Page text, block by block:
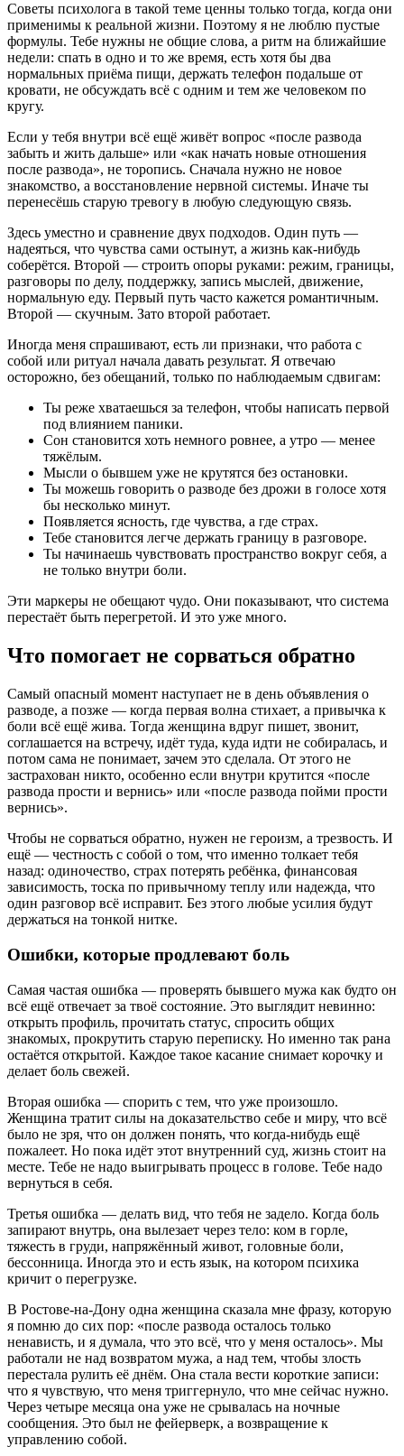
Советы психолога в такой теме ценны только тогда, когда они
применимы к реальной жизни. Поэтому я не люблю пустые
формулы. Тебе нужны не общие слова, а ритм на ближайшие
недели: спать в одно и то же время, есть хотя бы два
нормальных приёма пищи, держать телефон подальше от
кровати, не обсуждать всё с одним и тем же человеком по
кругу.
Если у тебя внутри всё ещё живёт вопрос «после развода
забыть и жить дальше» или «как начать новые отношения
после развода», не торопись. Сначала нужно не новое
знакомство, а восстановление нервной системы. Иначе ты
перенесёшь старую тревогу в любую следующую связь.
Здесь уместно и сравнение двух подходов. Один путь —
надеяться, что чувства сами остынут, а жизнь как-нибудь
соберётся. Второй — строить опоры руками: режим, границы,
разговоры по делу, поддержку, запись мыслей, движение,
нормальную еду. Первый путь часто кажется романтичным.
Второй — скучным. Зато второй работает.
Иногда меня спрашивают, есть ли признаки, что работа с
собой или ритуал начала давать результат. Я отвечаю
осторожно, без обещаний, только по наблюдаемым сдвигам:
Ты реже хватаешься за телефон, чтобы написать первой
под влиянием паники.
Сон становится хоть немного ровнее, а утро — менее
тяжёлым.
Мысли о бывшем уже не крутятся без остановки.
Ты можешь говорить о разводе без дрожи в голосе хотя
бы несколько минут.
Появляется ясность, где чувства, а где страх.
Тебе становится легче держать границу в разговоре.
Ты начинаешь чувствовать пространство вокруг себя, а
не только внутри боли.
Эти маркеры не обещают чудо. Они показывают, что система
перестаёт быть перегретой. И это уже много.
Что помогает не сорваться обратно
Самый опасный момент наступает не в день объявления о
разводе, а позже — когда первая волна стихает, а привычка к
боли всё ещё жива. Тогда женщина вдруг пишет, звонит,
соглашается на встречу, идёт туда, куда идти не собиралась, и
потом сама не понимает, зачем это сделала. От этого не
застрахован никто, особенно если внутри крутится «после
развода прости и вернись» или «после развода пойми прости
вернись».
Чтобы не сорваться обратно, нужен не героизм, а трезвость. И
ещё — честность с собой о том, что именно толкает тебя
назад: одиночество, страх потерять ребёнка, финансовая
зависимость, тоска по привычному теплу или надежда, что
один разговор всё исправит. Без этого любые усилия будут
держаться на тонкой нитке.
Ошибки, которые продлевают боль
Самая частая ошибка — проверять бывшего мужа как будто он
всё ещё отвечает за твоё состояние. Это выглядит невинно:
открыть профиль, прочитать статус, спросить общих
знакомых, прокрутить старую переписку. Но именно так рана
остаётся открытой. Каждое такое касание снимает корочку и
делает боль свежей.
Вторая ошибка — спорить с тем, что уже произошло.
Женщина тратит силы на доказательство себе и миру, что всё
было не зря, что он должен понять, что когда-нибудь ещё
пожалеет. Но пока идёт этот внутренний суд, жизнь стоит на
месте. Тебе не надо выигрывать процесс в голове. Тебе надо
вернуться в себя.
Третья ошибка — делать вид, что тебя не задело. Когда боль
запирают внутрь, она вылезает через тело: ком в горле,
тяжесть в груди, напряжённый живот, головные боли,
бессонница. Иногда это и есть язык, на котором психика
кричит о перегрузке.
В Ростове-на-Дону одна женщина сказала мне фразу, которую
я помню до сих пор: «после развода осталось только
ненависть, и я думала, что это всё, что у меня осталось». Мы
работали не над возвратом мужа, а над тем, чтобы злость
перестала рулить её днём. Она стала вести короткие записи:
что я чувствую, что меня триггернуло, что мне сейчас нужно.
Через четыре месяца она уже не срывалась на ночные
сообщения. Это был не фейерверк, а возвращение к
управлению собой.